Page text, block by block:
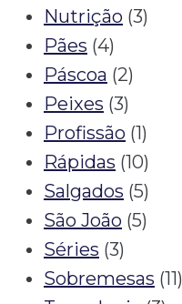
Nutrição (3)
Pães (4)
Páscoa (2)
Peixes (3)
Profissão (1)
Rápidas (10)
Salgados (5)
São João (5)
Séries (3)
Sobremesas (11)